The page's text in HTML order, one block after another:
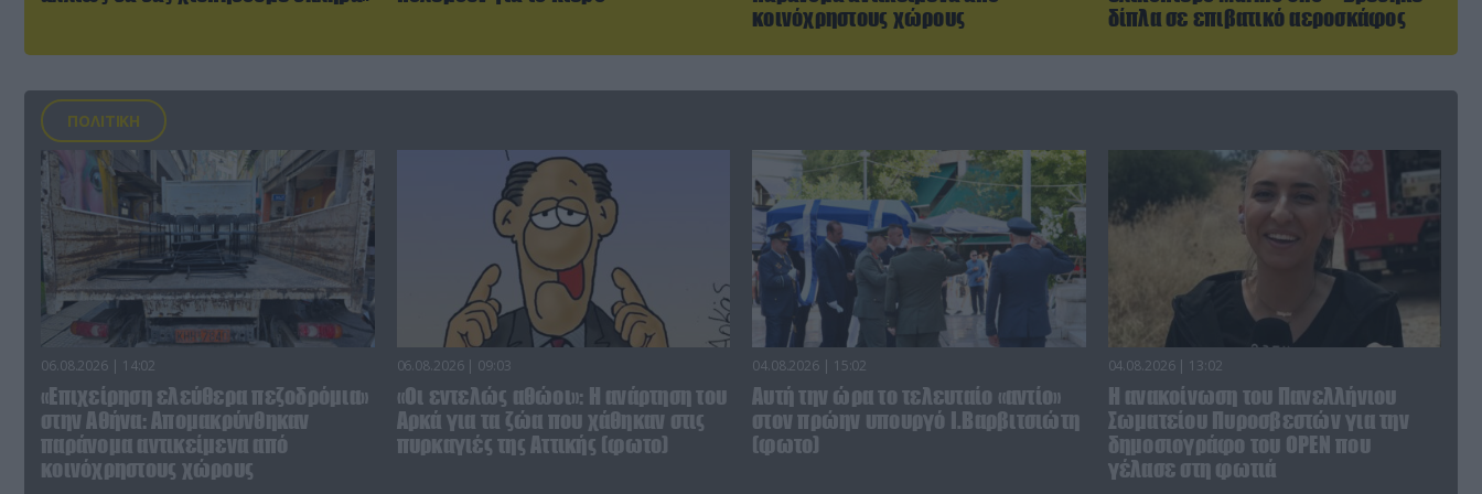
κοινόχρηστους χώρους
δίπλα σε επιβατικό αεροσκάφος
ΠΟΛΙΤΙΚΗ
06.08.2026 | 14:02
«Επιχείρηση ελεύθερα πεζοδρόμια»
στην Αθήνα: Απομακρύνθηκαν
παράνομα αντικείμενα από
κοινόχρηστους χώρους
06.08.2026 | 09:03
«Οι εντελώς αθώοι»: Η ανάρτηση του
Αρκά για τα ζώα που χάθηκαν στις
πυρκαγιές της Αττικής (φωτο)
04.08.2026 | 15:02
Αυτή την ώρα το τελευταίο «αντίο»
στον πρώην υπουργό Ι.Βαρβιτσιώτη
(φωτο)
04.08.2026 | 13:02
Η ανακοίνωση του Πανελλήνιου
Σωματείου Πυροσβεστών για την
δημοσιογράφο του OPEN που
γέλασε στη φωτιά